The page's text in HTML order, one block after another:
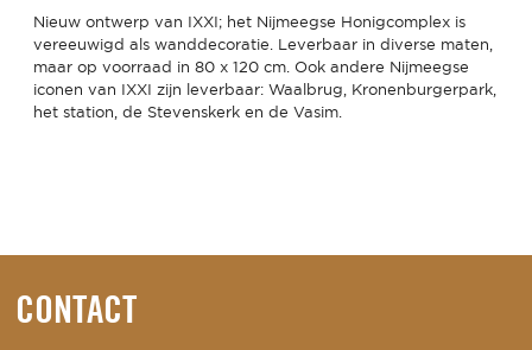
Nieuw ontwerp van IXXI; het Nijmeegse Honigcomplex is
vereeuwigd als wanddecoratie. Leverbaar in diverse maten,
maar op voorraad in 80 x 120 cm. Ook andere Nijmeegse
iconen van IXXI zijn leverbaar: Waalbrug, Kronenburgerpark,
het station, de Stevenskerk en de Vasim.
CONTACT